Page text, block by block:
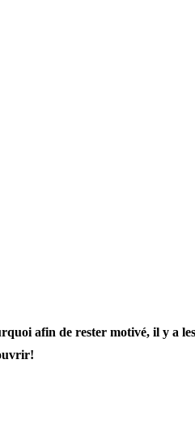
afin de rester motivé, il y a